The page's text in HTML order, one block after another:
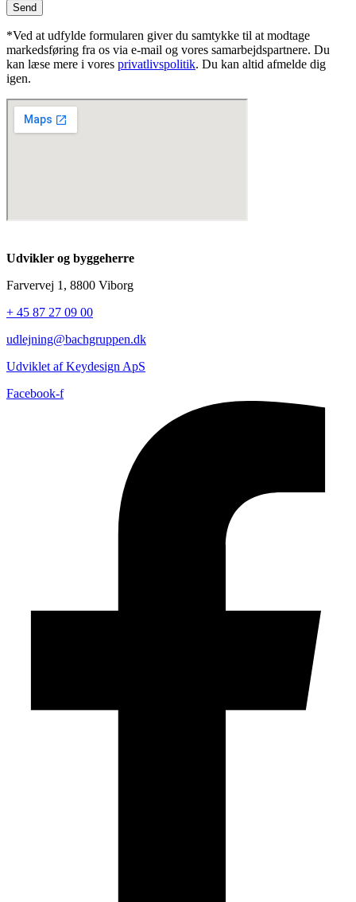
Send
*Ved at udfylde formularen giver du samtykke til at modtage
markedsføring fra os via e-mail og vores samarbejdspartnere. Du
kan læse mere i vores privatlivspolitik. Du kan altid afmelde dig
igen.
Udvikler og byggeherre
Farvervej 1, 8800 Viborg
+ 45 87 27 09 00
udlejning@bachgruppen.dk
Udviklet af Keydesign ApS
Facebook-f